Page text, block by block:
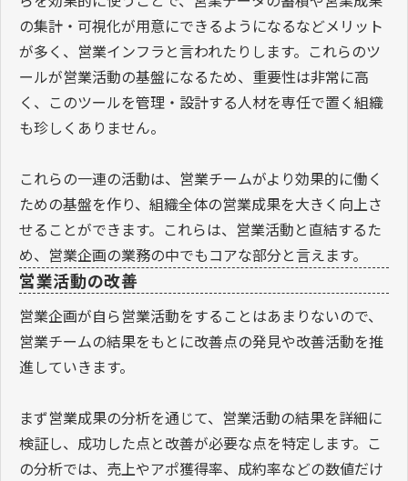
の集計・可視化が用意にできるようになるなどメリット
が多く、営業インフラと言われたりします。これらのツ
ールが営業活動の基盤になるため、重要性は非常に高
く、このツールを管理・設計する人材を専任で置く組織
も珍しくありません。
これらの一連の活動は、営業チームがより効果的に働く
ための基盤を作り、組織全体の営業成果を大きく向上さ
せることができます。これらは、営業活動と直結するた
め、営業企画の業務の中でもコアな部分と言えます。
営業活動の改善
営業企画が自ら営業活動をすることはあまりないので、
営業チームの結果をもとに改善点の発見や改善活動を推
進していきます。
まず営業成果の分析を通じて、営業活動の結果を詳細に
検証し、成功した点と改善が必要な点を特定します。こ
の分析では、売上やアポ獲得率、成約率などの数値だけ